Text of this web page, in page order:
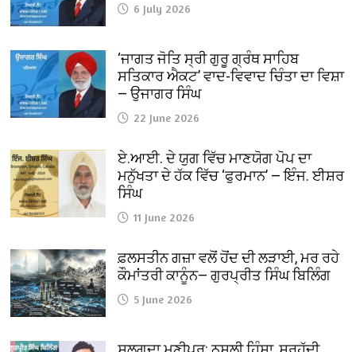
6 July 2026
‘ਜਾਗਤ ਜੋਤਿ ਸ੍ਰੀ ਗੁਰੂ ਗ੍ਰੰਥ ਸਾਹਿਬ
ਸਤਿਕਾਰ ਐਕਟ’ ਵਾਦ-ਵਿਵਾਦ ਚਿੰਤਾ ਦਾ ਵਿਸ਼ਾ
— ਉਜਾਗਰ ਸਿੰਘ
22 June 2026
ਏ.ਆਈ. ਦੇ ਯੁਗ ਵਿੱਚ ਮਾਣਯੋਗ ਪੋਪ ਦਾ
ਮਨੁੱਖਤਾ ਦੇ ਹੱਕ ਵਿੱਚ ‘ਫੁਰਮਾਨ’ — ਇੰਜ. ਈਸ਼ਰ
ਸਿੰਘ
11 June 2026
ਫ਼ਲਸਤੀਨ ਗਜ਼ਾ ਵਲੋਂ ਹੋਂਦ ਦੀ ਲੜਾਈ, ਮਰ ਰਹੇ
ਕੌਮਾਂਤਰੀ ਕਾਨੂੰਨ— ਗੁਰਪ੍ਰੀਤ ਸਿੰਘ ਬਿਲਿੰਗ
5 June 2026